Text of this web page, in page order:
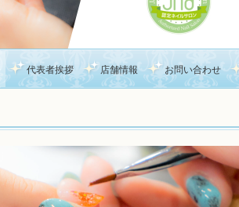
代表者挨拶 店舗情報 お問い合わせ